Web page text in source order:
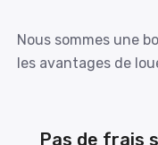
Nous sommes une
les avantages de
Pas de frais